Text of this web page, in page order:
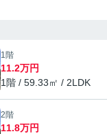
1階
11.2万円
1階 / 59.33㎡ / 2LDK
2階
11.8万円